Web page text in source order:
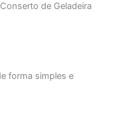
de Geladeira
forma simples e